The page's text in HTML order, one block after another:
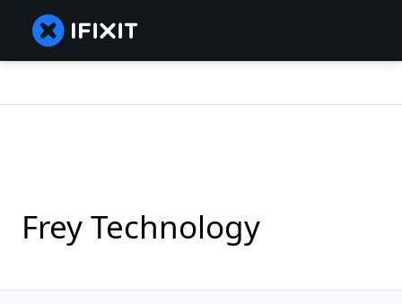
Frey Technology